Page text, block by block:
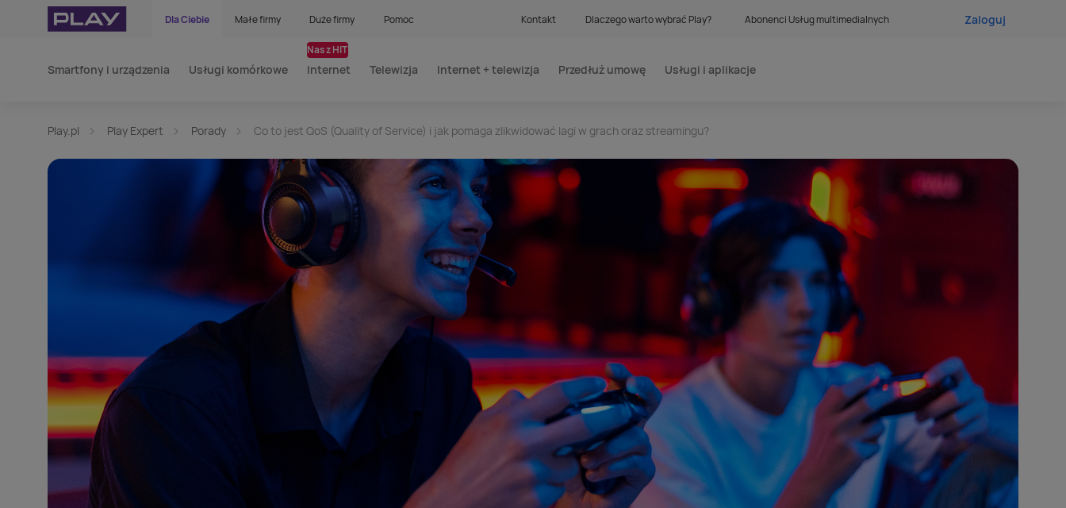
Dla Ciebie Małe firmy Duże firmy Pomoc Kontakt Dlaczego warto wybrać Play? Abonenci Usług multimedialnych Zaloguj
Smartfony i urządzenia Usługi komórkowe Internet
Nasz HIT
Telewizja Internet + telewizja Przedłuż umowę Usługi i aplikacje
Play.pl Play Expert Porady Co to jest QoS (Quality of Service) i jak pomaga zlikwidować lagi w grach oraz streamingu?